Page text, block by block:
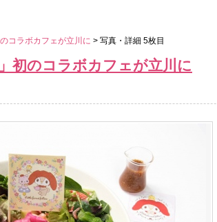
コラボカフェが立川に > 写真・詳細 5枚目
初のコラボカフェが立川に